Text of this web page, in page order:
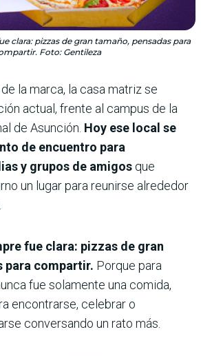
clara: pizzas de gran tamaño, pensadas para
Foto: Gentileza
la marca, la casa matriz se
actual, frente al campus de la
de Asunción. Hoy ese local se
de encuentro para
y grupos de amigos que
un lugar para reunirse alrededor
fue clara: pizzas de gran
para compartir. Porque para
fue solamente una comida,
encontrarse, celebrar o
conversando un rato más.